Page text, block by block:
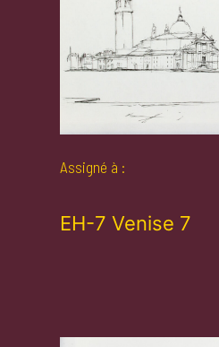
Assigné à :
EH-7 Venise 7